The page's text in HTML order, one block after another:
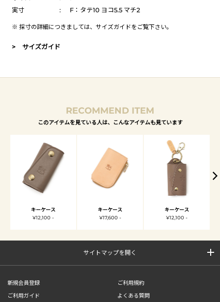
実寸
: F：タテ10 ヨコ5.5 マチ2
※ 採寸の詳細につきましては、 サイズガイドをご覧下さい。
> サイズガイド
RECOMMEND ITEM
このアイテムを見ている人は、こんなアイテムも見ています
キーケース
¥12,100 -
キーケース
¥17,600 -
キーケース
¥12,100 -
サイトマップを開く
新規会員登録
ご利用規約
ご利用ガイド
よくある質問